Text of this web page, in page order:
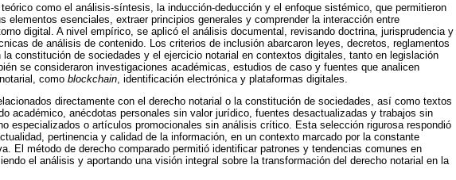
como el análisis-síntesis, la inducción-deducción y el enfoque sistémico, que permitieron
elementos esenciales, extraer principios generales y comprender la interacción entre
digital. A nivel empírico, se aplicó el análisis documental, revisando doctrina, jurisprudencia y
de análisis de contenido. Los criterios de inclusión abarcaron leyes, decretos, reglamentos
constitución de sociedades y el ejercicio notarial en contextos digitales, tanto en legislación
se consideraron investigaciones académicas, estudios de caso y fuentes que analicen
como blockchain , identificación electrónica y plataformas digitales.
directamente con el derecho notarial o la constitución de sociedades, así como textos
académico, anécdotas personales sin valor jurídico, fuentes desactualizadas y trabajos sin
especializados o artículos promocionales sin análisis crítico. Esta selección rigurosa respondió
pertinencia y calidad de la información, en un contexto marcado por la constante
El método de derecho comparado permitió identificar patrones y tendencias comunes en
el análisis y aportando una visión integral sobre la transformación del derecho notarial en la